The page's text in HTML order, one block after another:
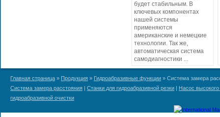
будет стабильным. В
ключевых компонентах
нашей системы
применяются
американские и немецкие
технологии. Так же,
автоматическая система
самодиагностики ...
Главная страница » Продукция » Гидроабразивные функции » Система замера
Система замера расстояния | Станки для гидроабразивной резки | Насос высокого
гидроабразивной очистки